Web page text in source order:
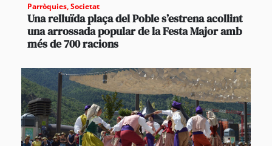
Parròquies,Societat
Una relluïda plaça del Poble s’estrena acollint
una arrossada popular de la Festa Major amb
més de 700 racions